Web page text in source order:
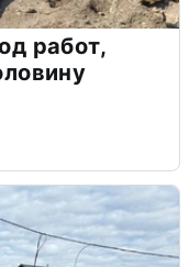
работ,